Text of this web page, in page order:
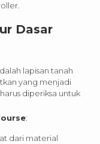
Dasar
lapisan tanah
yang menjadi
diperiksa untuk
:
dari material